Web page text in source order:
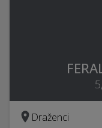
Draženci